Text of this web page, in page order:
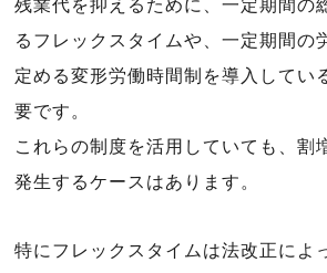
残業代を抑えるために、一定期間の
るフレックスタイムや、一定期間の
定める変形労働時間制を導入してい
要です。
これらの制度を活用していても、割
発生するケースはあります。
特にフレックスタイムは法改正によ